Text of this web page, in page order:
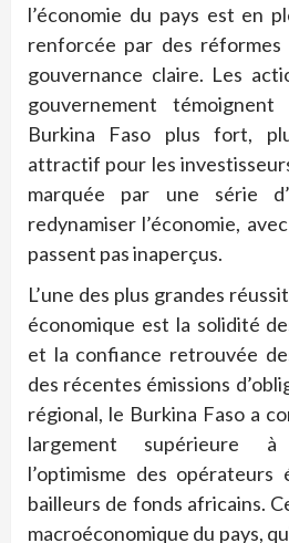
l’économie du pays est en
renforcée par des
gouvernance claire. Les
gouvernement
Burkina Faso plus fort,
attractif pour les
marquée par une série
redynamiser l’économie,
passent pas inaperçus.
L’une des plus grandes
économique est la solidité
et la confiance retrouvée
des récentes émissions
régional, le Burkina Faso a
largement supérieure
l’optimisme des opérateurs
bailleurs de fonds africains.
macroéconomique du pays,